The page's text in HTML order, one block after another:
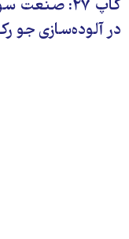
کاپ ۲۷:
در آلوده‌سازی جو